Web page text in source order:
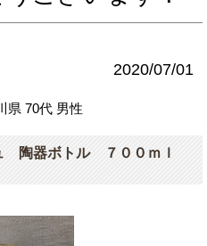
2020/07/01
県 70代 男性
陶器ボトル ７００ｍｌ